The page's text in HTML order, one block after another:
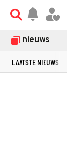
nieuws
LAATSTE NIEUWS